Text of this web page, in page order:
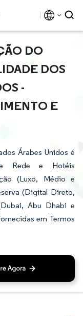
DO
DOS
-
E
Árabes Unidos é
Rede e Hotéis
(Luxo, Médio e
(Digital Direto,
Abu Dhabi e
em Termos